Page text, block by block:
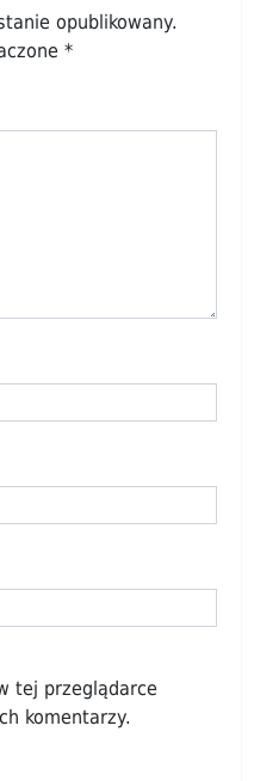
opublikowany.
*
tej przeglądarce
komentarzy.